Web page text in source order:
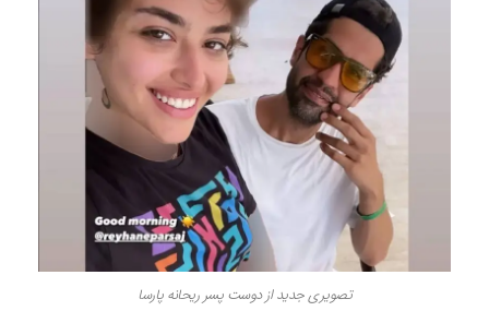
تصویری جدید از دوست پسر ریحانه پارسا